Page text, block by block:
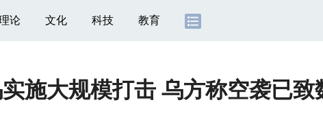
论 文化 科技 教育
施大规模打击 乌方称空袭已致